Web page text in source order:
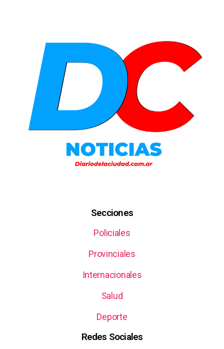
Secciones
Policiales
Provinciales
Internacionales
Salud
Deporte
Redes Sociales